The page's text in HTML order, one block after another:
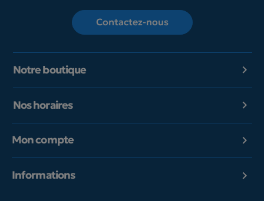
Contactez-nous
Notre boutique 
Nos horaires 
Mon compte 
Informations 